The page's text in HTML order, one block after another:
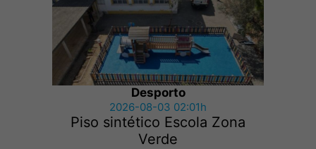
Desporto
2026-08-03 02:01h
Piso sintético Escola Zona
Verde